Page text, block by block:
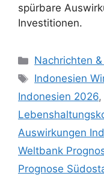
spürbare
Investitionen.
Kategorien
Nachrichten
Schlagwörter
Indonesien
Indonesien 2026,
Auswirkungen
Weltbank
Prognose